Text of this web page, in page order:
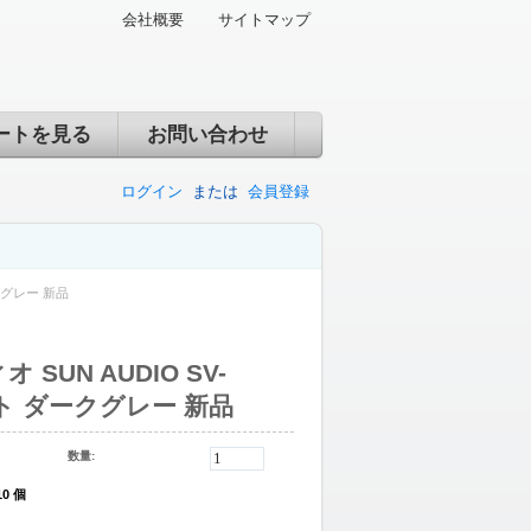
会社概要 サイトマップ
トを見る お問い合わせ
ログイン または 会員登録
レー 新品
SUN AUDIO SV-
ダークグレー 新品
個
数量: